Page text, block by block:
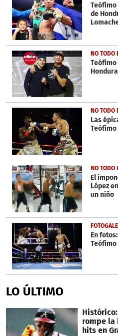
de
NO TODO
Teófimo
NO TODO
Las
Teófimo
NO TODO
El
López
un niño
En
Teófimo
LO ÚLTIMO
rompe la
hits en